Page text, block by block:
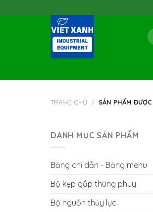
to
TRANG CHỦ / SẢN PHẨM
DANH MỤC SẢN PHẨM
Bảng chỉ dẫn - Bảng menu
Bộ kẹp gắp thùng phuy
Bộ nguồn thủy lực